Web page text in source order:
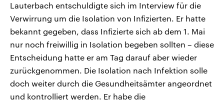
Lauterbach entschuldigte sich im Interview für die
Verwirrung um die Isolation von Infizierten. Er hatte
bekannt gegeben, dass Infizierte sich ab dem 1. Mai
nur noch freiwillig in Isolation begeben sollten – diese
Entscheidung hatte er am Tag darauf aber wieder
zurückgenommen. Die Isolation nach Infektion solle
doch weiter durch die Gesundheitsämter angeordnet
und kontrolliert werden. Er habe die